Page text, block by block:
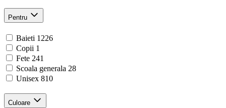
Pentru
Baieti 1226
Copii 1
Fete 241
Scoala generala 28
Unisex 810
Culoare